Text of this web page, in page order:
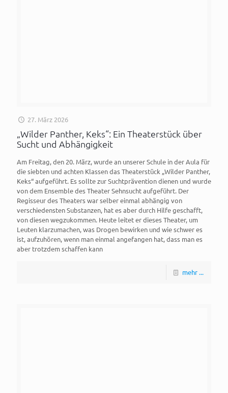
27. März 2026
„Wilder Panther, Keks“: Ein Theaterstück über
Sucht und Abhängigkeit
Am Freitag, den 20. März, wurde an unserer Schule in der Aula für
die siebten und achten Klassen das Theaterstück „Wilder Panther,
Keks“ aufgeführt. Es sollte zur Suchtprävention dienen und wurde
von dem Ensemble des Theater Sehnsucht aufgeführt. Der
Regisseur des Theaters war selber einmal abhängig von
verschiedensten Substanzen, hat es aber durch Hilfe geschafft,
von diesen wegzukommen. Heute leitet er dieses Theater, um
Leuten klarzumachen, was Drogen bewirken und wie schwer es
ist, aufzuhören, wenn man einmal angefangen hat, dass man es
aber trotzdem schaffen kann
mehr ...